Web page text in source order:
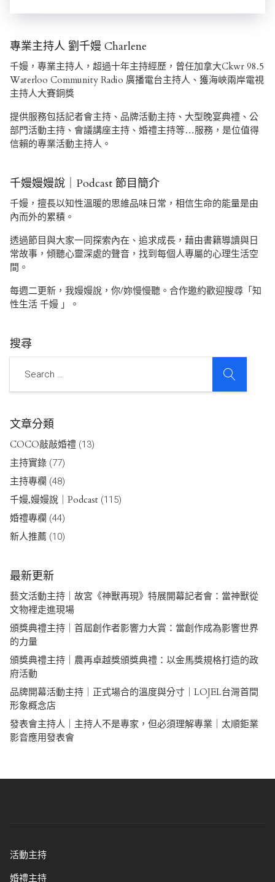
專業主持人 劉千嫚 Charlene
千嫚，專業主持人，超過十年主持經歷，曾任加拿大Ckwr 98.5
Waterloo Community Radio 廣播電台主持人、獲海峽兩岸電視
主持人大賽銅獎
提供服務包括記者會主持、品牌活動主持、大型晚宴典禮、公
部門活動主持、會議講座主持、婚禮主持等…服務，是位值得
信賴的專業活動主持人。
千嫚嫚嫚說｜Podcast 節目簡介
千嫚，擅長以知性溫暖的思維品味日常，相信生命的能量是由
內而外的累積。
透過節目與大家一同探索內在、追求成長，藉由書籍導讀與日
常故事，傾聽心靈深處的聲音，找到每個人專屬的心理生活空
間。
每週二更新，我嫚嫚說，你/妳慢慢聽。合作邀約歡迎搜尋「知
性生活 千嫚 」。
搜尋
文章分類
COCO敲敲婚禮 (13)
主持實錄 (77)
主持專欄 (48)
千嫚,嫚嫚說｜Podcast (115)
婚禮專欄 (44)
新人推薦 (10)
最新更新
藝文活動主持｜故宮《神獸再現》特展開幕記者會：當神獸從
文物裡走進現場
頒獎典禮主持｜首屆創作者影響力大賞：當創作成為影響世界
的力量
頒獎典禮主持｜農再卓越獎頒獎典禮：以金馬獎規格打造的政
府活動
品牌開幕活動主持｜正式場合的溫度與分寸｜LOJEL台灣首間
形象概念店
發表會主持人｜主持人不是專家，但必須理解專業｜太順鉅業
影音應用發表會
活動主持
婚禮主持